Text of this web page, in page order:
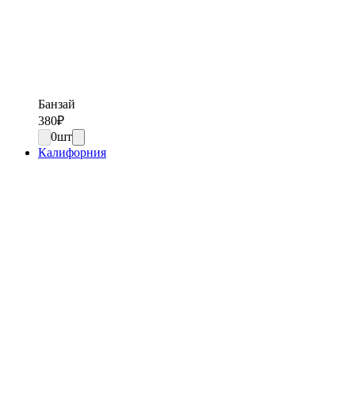
Банзай
380₽
0шт
Калифорния